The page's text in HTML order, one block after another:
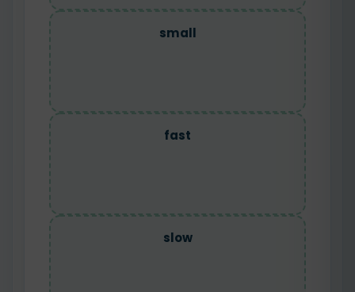
small
fast
slow